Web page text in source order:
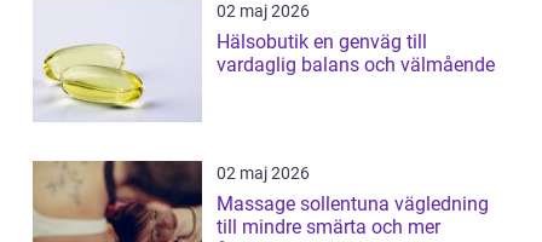
02 maj 2026
Hälsobutik en genväg till
vardaglig balans och välmående
02 maj 2026
Massage sollentuna vägledning
till mindre smärta och mer